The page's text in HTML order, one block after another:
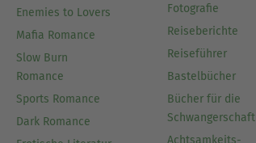
Enemies to Lovers
Mafia Romance
Slow Burn
Romance
Sports Romance
Dark Romance
Fotografie
Reiseberichte
Reiseführer
Bastelbücher
Bücher für die
Schwangerschaft
Achtsamkeits-